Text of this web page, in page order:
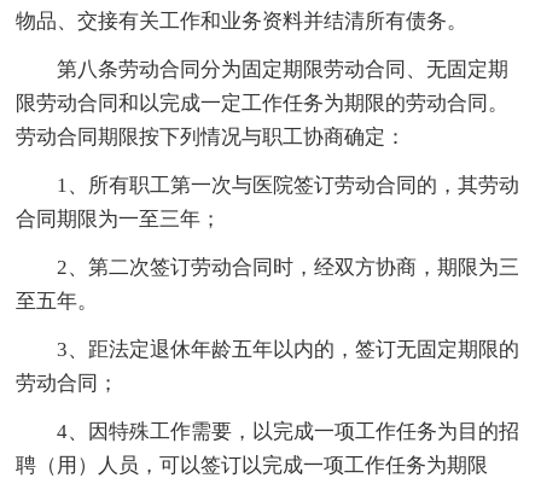
物品、交接有关工作和业务资料并结清所有债务。
第八条劳动合同分为固定期限劳动合同、无固定期
限劳动合同和以完成一定工作任务为期限的劳动合同。
劳动合同期限按下列情况与职工协商确定：
1、所有职工第一次与医院签订劳动合同的，其劳动
合同期限为一至三年；
2、第二次签订劳动合同时，经双方协商，期限为三
至五年。
3、距法定退休年龄五年以内的，签订无固定期限的
劳动合同；
4、因特殊工作需要，以完成一项工作任务为目的招
聘（用）人员，可以签订以完成一项工作任务为期限